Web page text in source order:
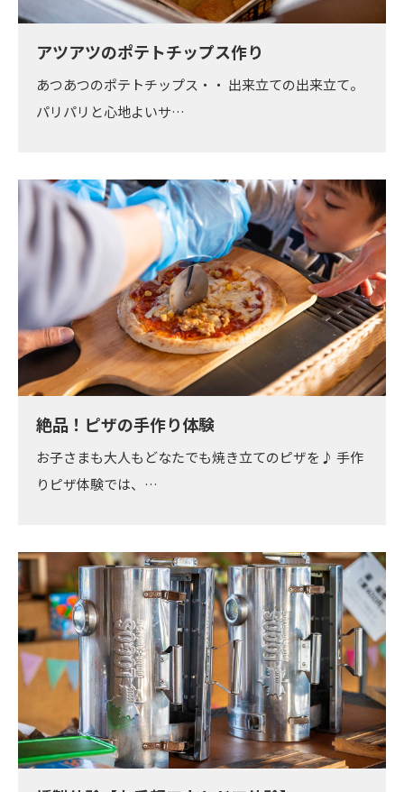
アツアツのポテトチップス作り
あつあつのポテトチップス・・ 出来立ての出来立て。
パリパリと心地よいサ…
絶品！ピザの手作り体験
お子さまも大人もどなたでも焼き立てのピザを♪ 手作
りピザ体験では、…